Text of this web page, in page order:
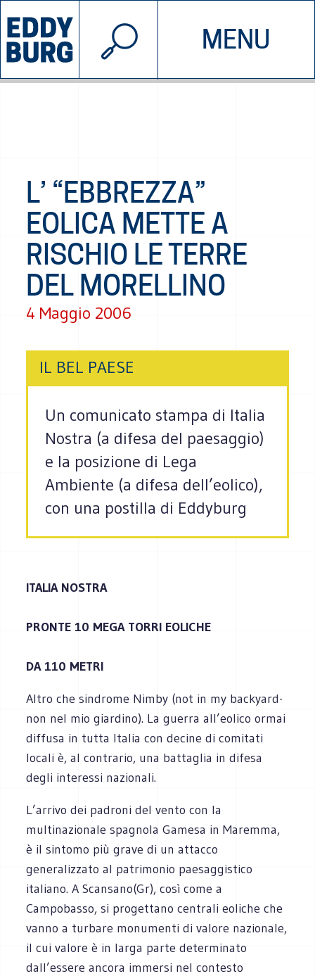
MENU
INIZIATIVE CHI SIAMO
© 2026 EDDYBURG
L’ “EBBREZZA”
EOLICA METTE A
RISCHIO LE TERRE
DEL MORELLINO
4 Maggio 2006
IL BEL PAESE
Un comunicato stampa di Italia
Nostra (a difesa del paesaggio)
e la posizione di Lega
Ambiente (a difesa dell’eolico),
con una postilla di Eddyburg
ITALIA NOSTRA
PRONTE 10 MEGA TORRI EOLICHE
DA 110 METRI
Altro che sindrome Nimby (not in my backyard-
non nel mio giardino). La guerra all’eolico ormai
diffusa in tutta Italia con decine di comitati
locali è, al contrario, una battaglia in difesa
degli interessi nazionali.
L’arrivo dei padroni del vento con la
multinazionale spagnola Gamesa in Maremma,
è il sintomo più grave di un attacco
generalizzato al patrimonio paesaggistico
italiano. A Scansano(Gr), così come a
Campobasso, si progettano centrali eoliche che
vanno a turbare monumenti di valore nazionale,
il cui valore è in larga parte determinato
dall’essere ancora immersi nel contesto